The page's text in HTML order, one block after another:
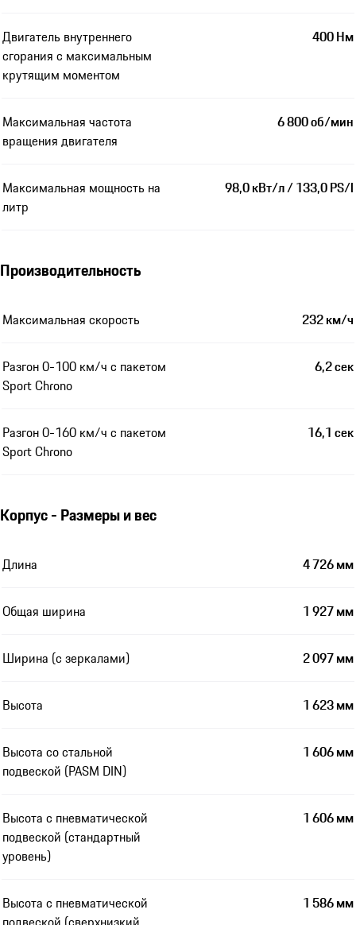
Двигатель внутреннего
сгорания с максимальным
крутящим моментом
400 Нм
Максимальная частота
вращения двигателя
6 800 об/мин
Максимальная мощность на
литр
98,0 кВт/л / 133,0 PS/l
Производительность
Максимальная скорость 232 км/ч
Разгон 0-100 км/ч с пакетом
Sport Chrono
6,2 сек
Разгон 0-160 км/ч с пакетом
Sport Chrono
16,1 сек
Корпус - Размеры и вес
Длина 4 726 мм
Общая ширина 1 927 мм
Ширина (с зеркалами) 2 097 мм
Высота 1 623 мм
Высота со стальной
подвеской (PASM DIN)
1 606 мм
Высота с пневматической
подвеской (стандартный
уровень)
1 606 мм
Высота с пневматической
1 586 мм